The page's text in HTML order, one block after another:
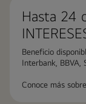
Hasta 24
Beneficio
Interbank, BBVA,
Conoce más